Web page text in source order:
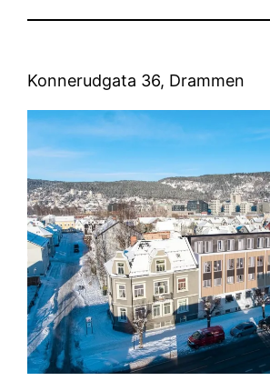
Konnerudgata 36, Drammen